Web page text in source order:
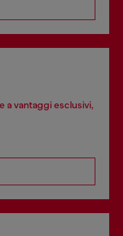
a vantaggi esclusivi,